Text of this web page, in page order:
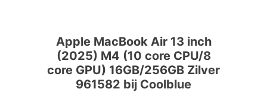
Apple MacBook Air 13 inch
(2025) M4 (10 core CPU/8
core GPU) 16GB/256GB Zilver
961582 bij Coolblue